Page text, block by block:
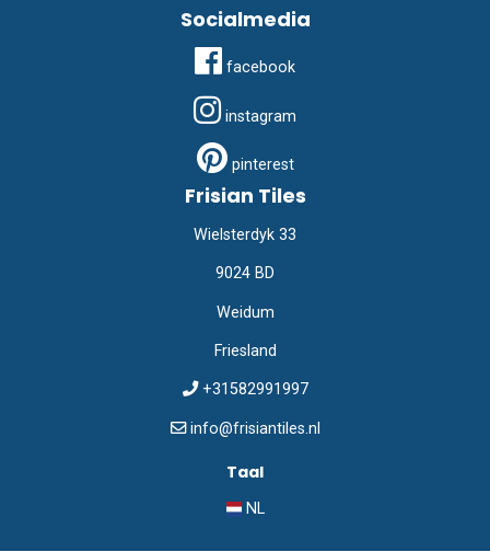
Socialmedia
facebook
instagram
pinterest
Frisian Tiles
Wielsterdyk 33
9024 BD
Weidum
Friesland
+31582991997
info@frisiantiles.nl
Taal
NL